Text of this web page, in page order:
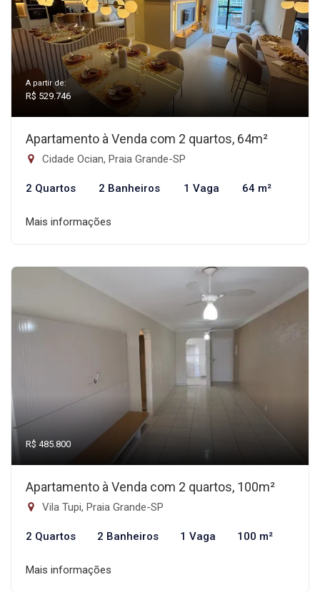
A partir de:
R$ 529.746
Apartamento à Venda com 2 quartos, 64m²
Cidade Ocian, Praia Grande-SP
2 Quartos 2 Banheiros 1 Vaga 64 m²
Mais informações
R$ 485.800
Apartamento à Venda com 2 quartos, 100m²
Vila Tupi, Praia Grande-SP
2 Quartos 2 Banheiros 1 Vaga 100 m²
Mais informações